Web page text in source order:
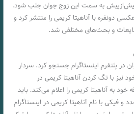
بیش‌ازپیش به سمت این زوج جوان جلب شود.
دونفره با آناهیتا کریمی را منتشر کرد و
و بحث‌های مختلفی شد.
در پلتفرم اینستاگرام جستجو کرد. سردار
نیز با تگ کردن آناهیتا کریمی در
به آناهیتا کریمی را اعلام می‌کند. باید
با نام آناهیتا کریمی در اینستاگرام